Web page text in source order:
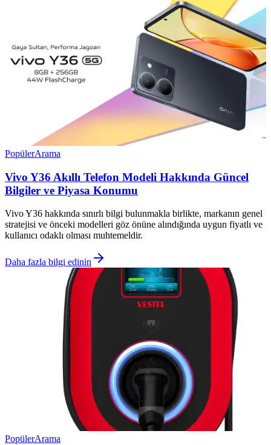
PopülerArama
Vivo Y36 Akıllı Telefon Modeli Hakkında Güncel
Bilgiler ve Piyasa Konumu
Vivo Y36 hakkında sınırlı bilgi bulunmakla birlikte, markanın genel
stratejisi ve önceki modelleri göz önüne alındığında uygun fiyatlı ve
kullanıcı odaklı olması muhtemeldir.
Daha fazla bilgi edinin
PopülerArama